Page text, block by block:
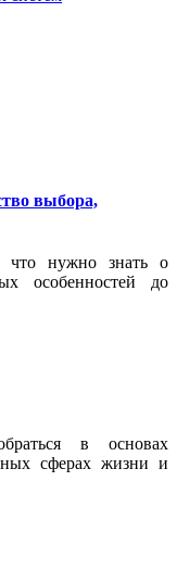
выбора,
что нужно знать о
особенностей до
в основах
сферах жизни и